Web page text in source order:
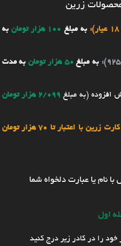
زرین
به مبلغ 100 هزار تومان
به
به مبلغ 50 هزار تومان
به مدت
2/099 هزار تومان
با اعتبار تا 70 هزار تومان
نام یا عبارت دلخواه شما
اول
خود را در کادر زیر درج کنید